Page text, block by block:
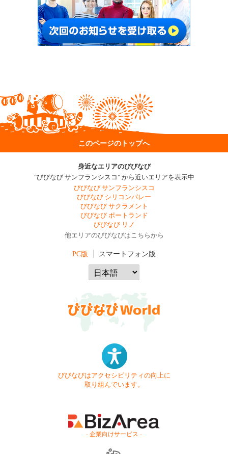
このページのトップへ
身近なエリアのびびなび
"びびなび サンフランシスコ" から近いエリアを表示中
びびなび サンフランシスコ
びびなび シリコンバレー
びびなび サクラメント
びびなび ポートランド
びびなび リノ
他エリアのびびなびはこちらから
PC版 スマートフォン版
びびなびはアクセシビリティの向上に
取り組んでいます。
- 企業向けサービス -